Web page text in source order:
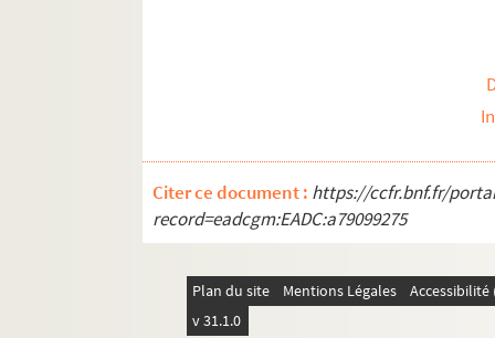
Citer ce document : https://ccfr.bnf.fr/
record=eadcgm:EADC:a79099275
Plan du site Mentions Légales
v 31.1.0